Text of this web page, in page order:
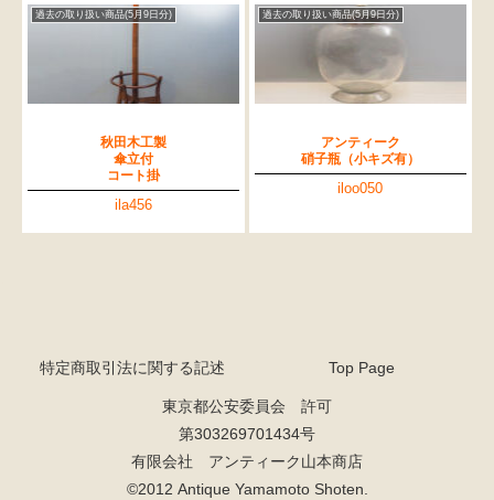
過去の取り扱い商品(5月9日分)
秋田木工製
傘立付
コート掛
ila456
過去の取り扱い商品(5月9日分)
アンティーク
硝子瓶（小キズ有）
iloo050
特定商取引法に関する記述 Top Page
東京都公安委員会 許可
第303269701434号
有限会社 アンティーク山本商店
©2012 Antique Yamamoto Shoten.